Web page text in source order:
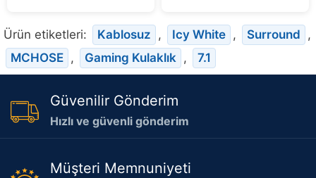
Ürün etiketleri: Kablosuz , Icy White , Surround
,
MCHOSE , Gaming Kulaklık , 7.1
Güvenilir Gönderim
Hızlı ve güvenli gönderim
Müşteri Memnuniyeti